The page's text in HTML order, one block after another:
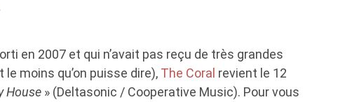
en 2007 et qui n’avait pas reçu de très grandes
le moins qu’on puisse dire), The Coral revient le 12
House » (Deltasonic / Cooperative Music). Pour vous